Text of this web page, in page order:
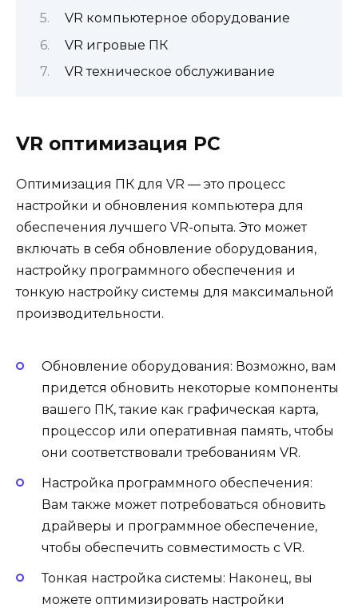
VR компьютерное оборудование
VR игровые ПК
VR техническое обслуживание
VR оптимизация PC
Оптимизация ПК для VR — это процесс
настройки и обновления компьютера для
обеспечения лучшего VR-опыта. Это может
включать в себя обновление оборудования,
настройку программного обеспечения и
тонкую настройку системы для максимальной
производительности.
Обновление оборудования: Возможно, вам
придется обновить некоторые компоненты
вашего ПК, такие как графическая карта,
процессор или оперативная память, чтобы
они соответствовали требованиям VR.
Настройка программного обеспечения:
Вам также может потребоваться обновить
драйверы и программное обеспечение,
чтобы обеспечить совместимость с VR.
Тонкая настройка системы: Наконец, вы
можете оптимизировать настройки